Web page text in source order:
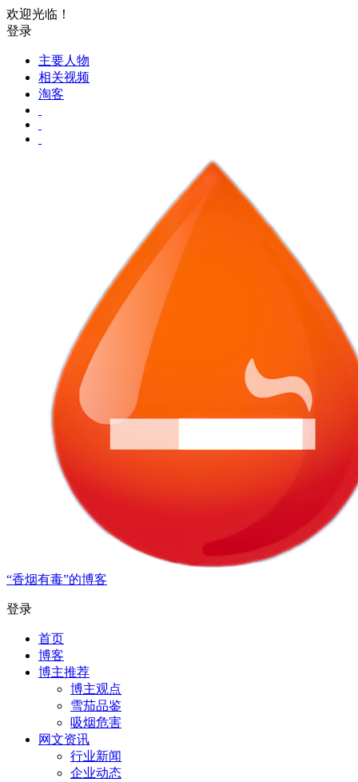
欢迎光临！
登录
主要人物
相关视频
淘客
“香烟有毒”的博客
登录
首页
博客
博主推荐
博主观点
雪茄品鉴
吸烟危害
网文资讯
行业新闻
企业动态